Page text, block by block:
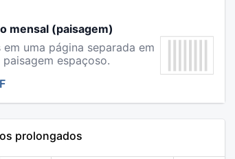
mensal (paisagem)
em uma página separada em
espaçoso.
prolongados